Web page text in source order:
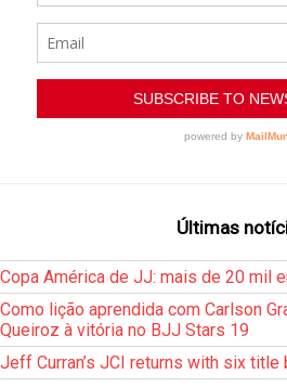
Últimas
Copa América de JJ: mais de 20 mil
Como lição aprendida com Carlson
Queiroz à vitória no BJJ Stars 19
Jeff Curran’s JCI returns with six title